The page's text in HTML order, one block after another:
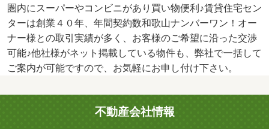
圏内にスーパーやコンビニがあり買い物便利♪賃貸住宅セン
ターは創業４０年、年間契約数和歌山ナンバーワン！オー
ナー様との取引実績が多く、お客様のご希望に沿った交渉
可能♪他社様がネット掲載している物件も、弊社で一括して
ご案内が可能ですので、お気軽にお申し付け下さい。
不動産会社情報